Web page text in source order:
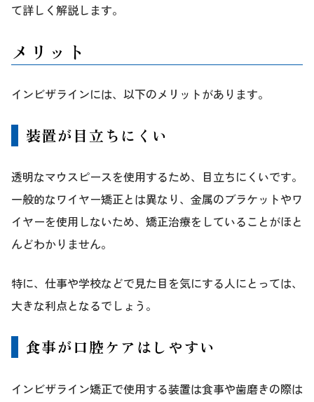
て詳しく解説します。
メリット
インビザラインには、以下のメリットがあります。
装置が目立ちにくい
透明なマウスピースを使用するため、目立ちにくいです。
一般的なワイヤー矯正とは異なり、金属のブラケットやワ
イヤーを使用しないため、矯正治療をしていることがほと
んどわかりません。
特に、仕事や学校などで見た目を気にする人にとっては、
大きな利点となるでしょう。
食事が口腔ケアはしやすい
インビザライン矯正で使用する装置は食事や歯磨きの際は